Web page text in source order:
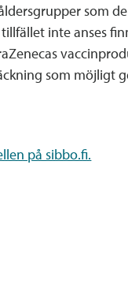
som
inte anses
som möjligt
på sibbo.fi.